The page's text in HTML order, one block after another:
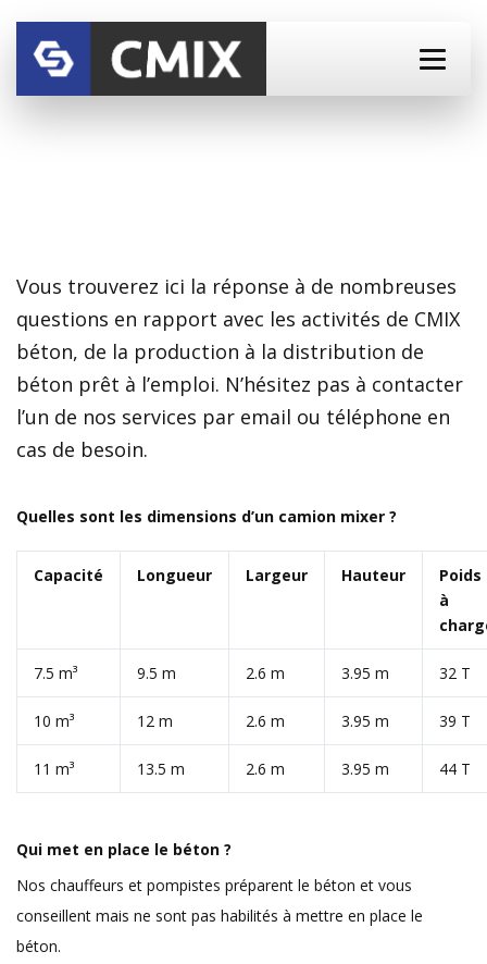
Vous trouverez ici la réponse à de nombreuses
questions en rapport avec les activités de CMIX
béton, de la production à la distribution de
béton prêt à l’emploi. N’hésitez pas à contacter
l’un de nos services par email ou téléphone en
cas de besoin.
Quelles sont les dimensions d’un camion mixer ?
Capacité Longueur Largeur Hauteur
Poids
à
7.5 m³ 9.5 m 2.6 m 3.95 m 32 T
10 m³ 12 m 2.6 m 3.95 m 39 T
11 m³ 13.5 m 2.6 m 3.95 m 44 T
Qui met en place le béton ?
Nos chauffeurs et pompistes préparent le béton et vous
conseillent mais ne sont pas habilités à mettre en place le
béton.